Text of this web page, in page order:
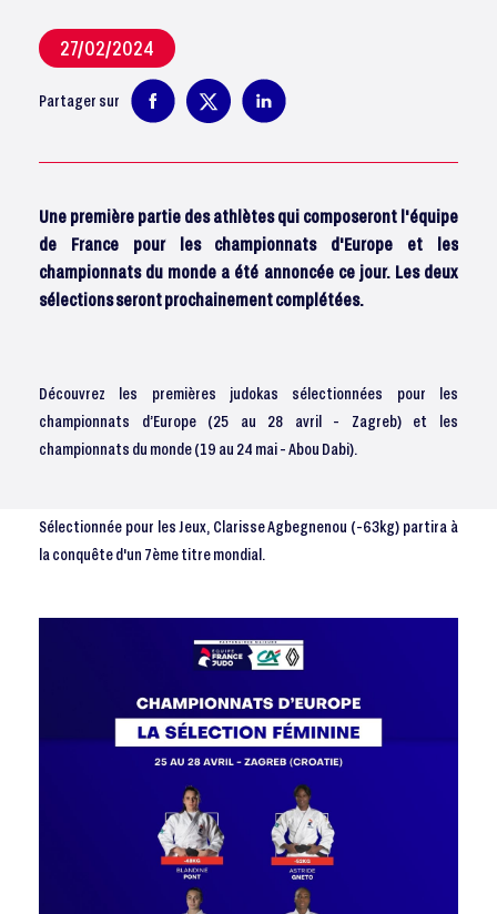
27/02/2024
Partager sur
Une première partie des athlètes qui composeront l'équipe
de France pour les championnats d'Europe et les
championnats du monde a été annoncée ce jour. Les deux
sélections seront prochainement complétées.
Découvrez les premières judokas sélectionnées pour les
championnats d’Europe (25 au 28 avril - Zagreb) et les
championnats du monde (19 au 24 mai - Abou Dabi).
Sélectionnée pour les Jeux, Clarisse Agbegnenou (-63kg) partira à
la conquête d'un 7ème titre mondial.